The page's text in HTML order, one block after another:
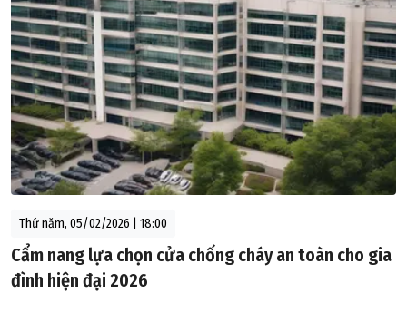
Thứ năm, 05/02/2026 | 18:00
Cẩm nang lựa chọn cửa chống cháy an toàn cho gia
đình hiện đại 2026